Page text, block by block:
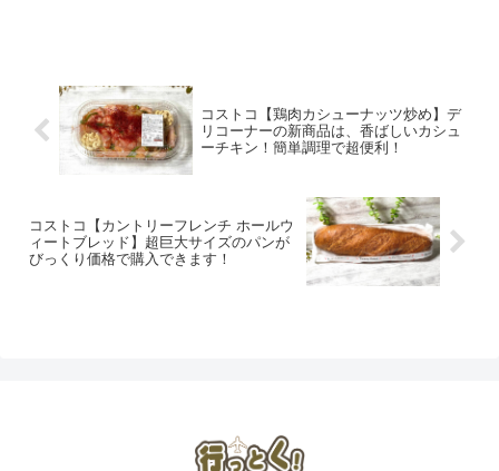
コストコ【鶏肉カシューナッツ炒め】デ
リコーナーの新商品は、香ばしいカシュ
ーチキン！簡単調理で超便利！
コストコ【カントリーフレンチ ホールウ
ィートブレッド】超巨大サイズのパンが
びっくり価格で購入できます！